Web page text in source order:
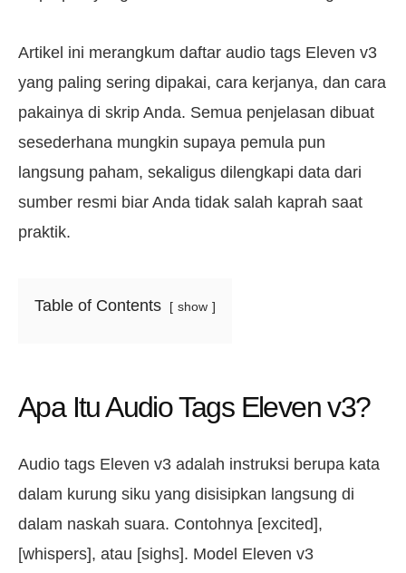
Artikel ini merangkum daftar audio tags Eleven v3
yang paling sering dipakai, cara kerjanya, dan cara
pakainya di skrip Anda. Semua penjelasan dibuat
sesederhana mungkin supaya pemula pun
langsung paham, sekaligus dilengkapi data dari
sumber resmi biar Anda tidak salah kaprah saat
praktik.
Table of Contents show
Apa Itu Audio Tags Eleven v3?
Audio tags Eleven v3 adalah instruksi berupa kata
dalam kurung siku yang disisipkan langsung di
dalam naskah suara. Contohnya [excited],
[whispers], atau [sighs]. Model Eleven v3